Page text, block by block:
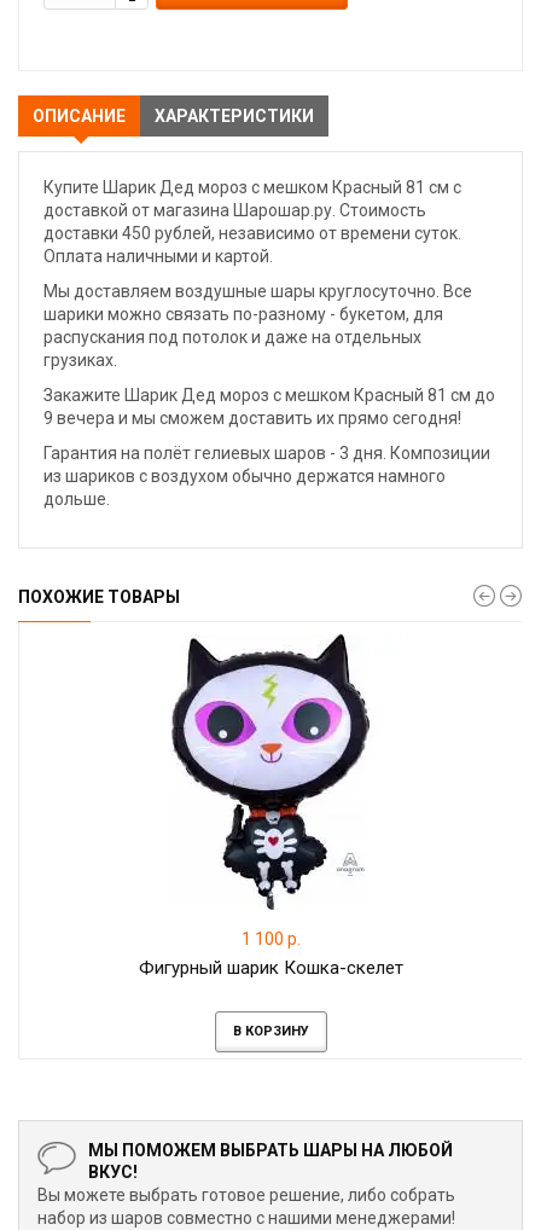
ОПИСАНИЕ ХАРАКТЕРИСТИКИ
Купите Шарик Дед мороз с мешком Красный 81 см с
доставкой от магазина Шарошар.ру. Стоимость
доставки 450 рублей, независимо от времени суток.
Оплата наличными и картой.
Мы доставляем воздушные шары круглосуточно. Все
шарики можно связать по-разному - букетом, для
распускания под потолок и даже на отдельных
грузиках.
Закажите Шарик Дед мороз с мешком Красный 81 см до
9 вечера и мы сможем доставить их прямо сегодня!
Гарантия на полёт гелиевых шаров - 3 дня. Композиции
из шариков с воздухом обычно держатся намного
дольше.
ПОХОЖИЕ ТОВАРЫ
1 100 р.
Фигурный шарик Кошка-скелет
В КОРЗИНУ
МЫ ПОМОЖЕМ ВЫБРАТЬ ШАРЫ НА ЛЮБОЙ
ВКУС!
Вы можете выбрать готовое решение, либо собрать
набор из шаров совместно с нашими менеджерами!